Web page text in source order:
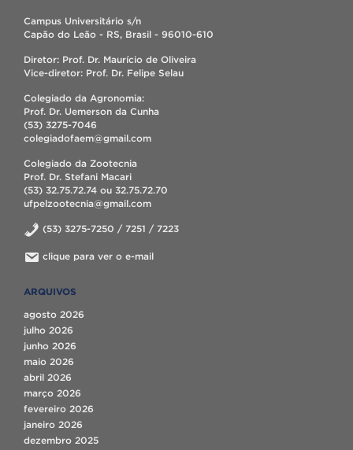
Campus Universitário s/n
Capão do Leão - RS, Brasil - 96010-610
Diretor: Prof. Dr. Maurício de Oliveira
Vice-diretor: Prof. Dr. Felipe Selau
Colegiado da Agronomia:
Prof. Dr. Uemerson da Cunha
(53) 3275-7046
colegiadofaem@gmail.com
Colegiado da Zootecnia
Prof. Dr. Stefani Macari
(53) 32.75.72.74 ou 32.75.72.70
ufpelzootecnia@gmail.com
(53) 3275-7250 / 7251 / 7223
clique para ver o e-mail
ARQUIVOS
agosto 2026
julho 2026
junho 2026
maio 2026
abril 2026
março 2026
fevereiro 2026
janeiro 2026
dezembro 2025